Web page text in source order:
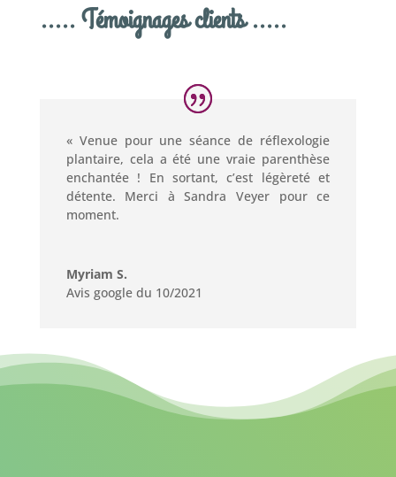
..... Témoignages clients .....
« Venue pour une séance de réflexologie
plantaire, cela a été une vraie parenthèse
enchantée ! En sortant, c’est légèreté et
détente. Merci à Sandra Veyer pour ce
moment.
Myriam S.
Avis google du 10/2021